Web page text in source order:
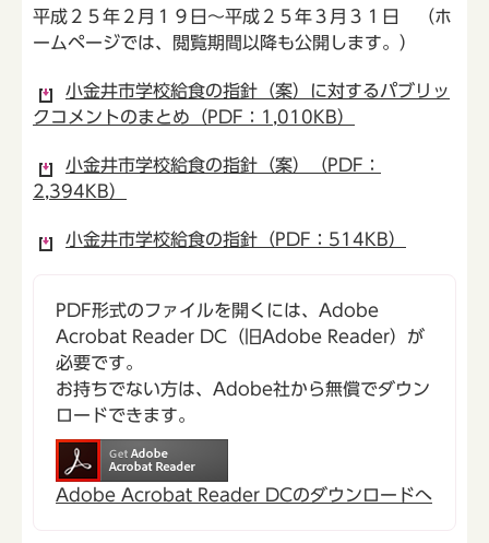
平成２５年２月１９日～平成２５年３月３１日 （ホ
ームページでは、閲覧期間以降も公開します。）
小金井市学校給食の指針（案）に対するパブリッ
クコメントのまとめ（PDF：1,010KB）
小金井市学校給食の指針（案）（PDF：
2,394KB）
小金井市学校給食の指針（PDF：514KB）
PDF形式のファイルを開くには、Adobe
Acrobat Reader DC（旧Adobe Reader）が
必要です。
お持ちでない方は、Adobe社から無償でダウン
ロードできます。
Adobe Acrobat Reader DCのダウンロードへ